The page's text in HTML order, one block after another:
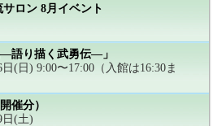
ロン 8月イベント
語り描く武勇伝―」
(日) 9:00〜17:00（入館は16:30ま
催分）
日(土)